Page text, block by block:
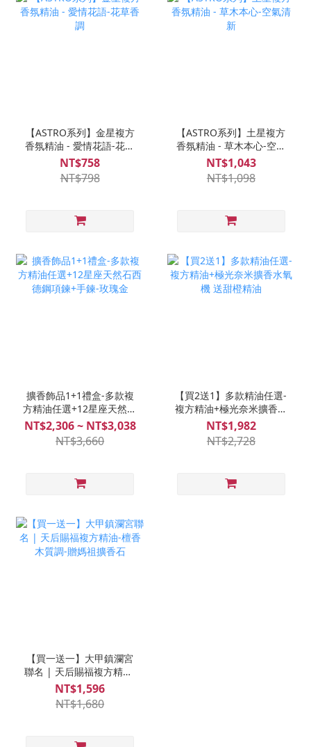
【ASTRO系列】金星複方
香氛精油 - 愛情花語-花草
香調
NT$758
NT$798
【ASTRO系列】土星複方
香氛精油 - 草木本心-空氣
清新
NT$1,043
NT$1,098
擴香飾品1+1禮盒-多款複
方精油任選+12星座天然石
西德鋼項鍊+手鍊-玫瑰金
NT$2,306 ~ NT$3,038
NT$3,660
【買2送1】多款精油任選-
複方精油+極光奈米擴香水
氧機 送甜橙精油
NT$1,982
NT$2,728
【買一送一】大甲鎮瀾宮
聯名 | 天后賜福複方精油-
檀香木質調-贈媽祖擴香石
NT$1,596
NT$1,680